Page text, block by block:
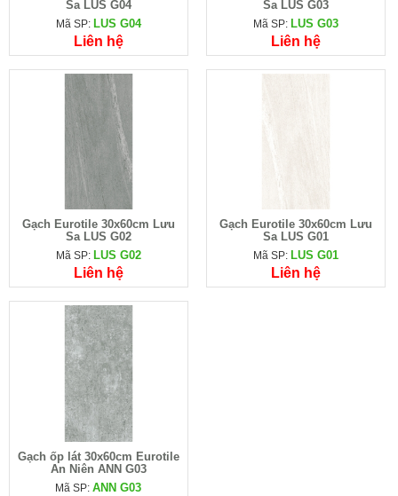
Sa LUS G04
Mã SP: LUS G04
Liên hệ
Sa LUS G03
Mã SP: LUS G03
Liên hệ
Gạch Eurotile 30x60cm Lưu
Sa LUS G02
Mã SP: LUS G02
Liên hệ
Gạch Eurotile 30x60cm Lưu
Sa LUS G01
Mã SP: LUS G01
Liên hệ
Gạch ốp lát 30x60cm Eurotile
An Niên ANN G03
Mã SP:ANN G03